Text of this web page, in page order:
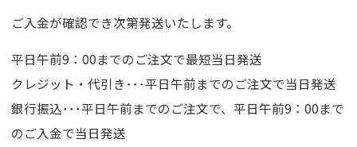
ご入金が確認でき次第発送いたします。
平日午前9：00までのご注文で最短当日発送
クレジット・代引き･･･平日午前までのご注文で当日発送
銀行振込･･･平日午前までのご注文で、平日午前9：00まで
のご入金で当日発送